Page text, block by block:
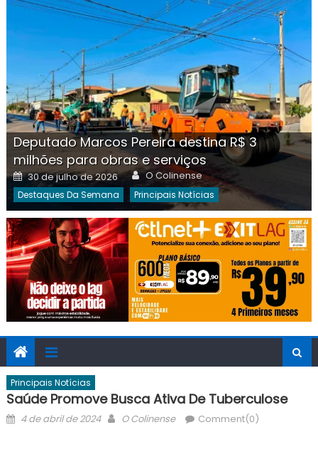
Deputado Marcos Pereira destina R$ 3
milhões para obras e serviços
Posted
on
30 de julho de 2026 Author
O Colinense
Destaques Da Semana Principais Notícias
Principais Notícias
Saúde Promove Busca Ativa De Tuberculose
Posted
4 de abril de 2024 Author
O Colinense Comment(0)